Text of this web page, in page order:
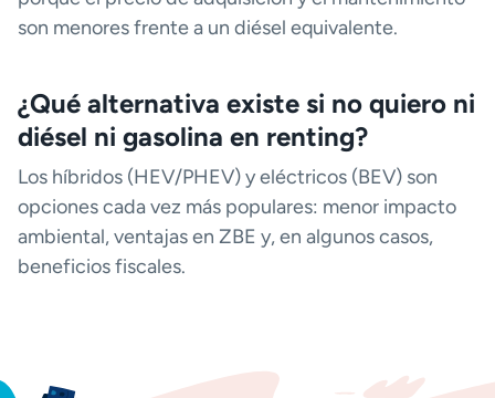
son menores frente a un diésel equivalente.
¿Qué alternativa existe si no quiero ni
diésel ni gasolina en renting?
Los híbridos (HEV/PHEV) y eléctricos (BEV) son
opciones cada vez más populares: menor impacto
ambiental, ventajas en ZBE y, en algunos casos,
beneficios fiscales.